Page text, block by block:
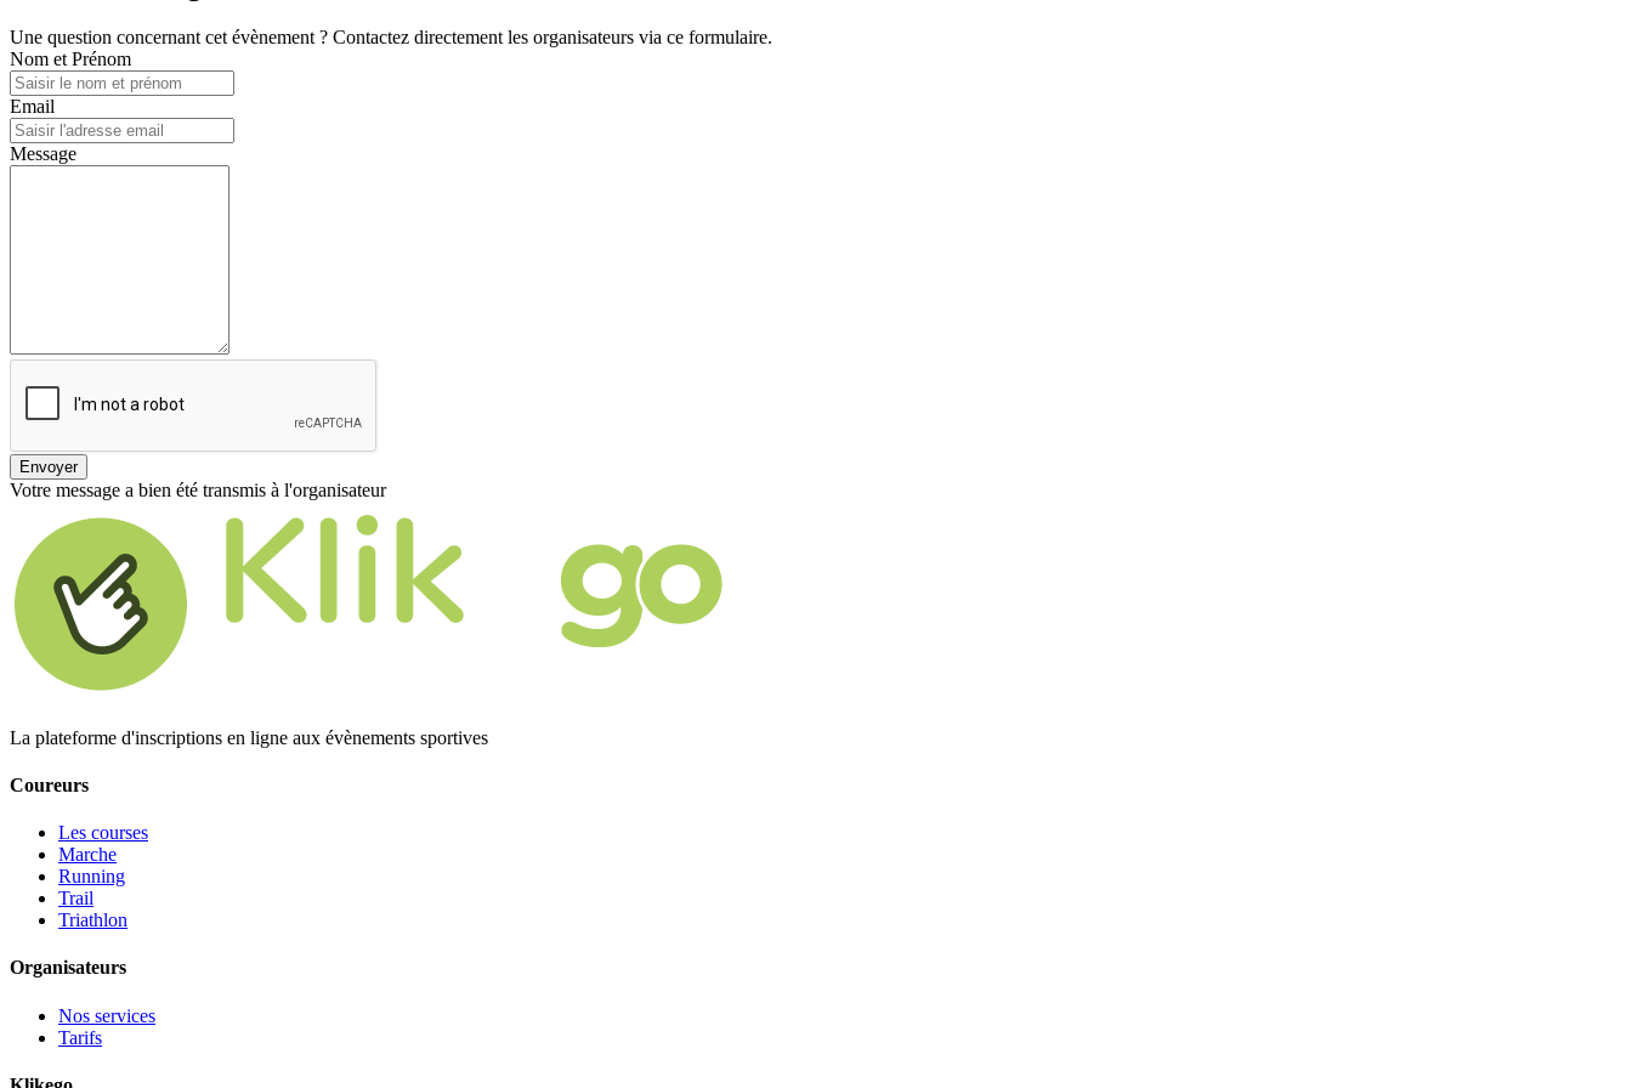
Une question concernant cet évènement ? Contactez directement les organisateurs via ce formulaire.
Nom et Prénom
Email
Message
Envoyer
Votre message a bien été transmis à l'organisateur
La plateforme d'inscriptions en ligne aux évènements sportives
Coureurs
Les courses
Marche
Running
Trail
Triathlon
Organisateurs
Nos services
Tarifs